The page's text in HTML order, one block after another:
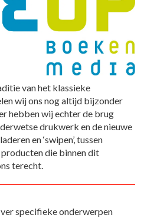
van het klassieke
wij ons nog altijd bijzonder
hebben wij echter de brug
drukwerk en de nieuwe
en ‘swipen’, tussen
die binnen dit
terecht.
specifieke onderwerpen